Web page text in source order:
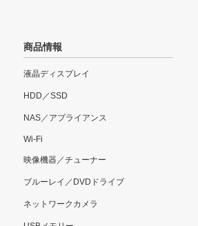
商品情報
液晶ディスプレイ
HDD／SSD
NAS／アプライアンス
Wi-Fi
映像機器／チューナー
ブルーレイ／DVDドライブ
ネットワークカメラ